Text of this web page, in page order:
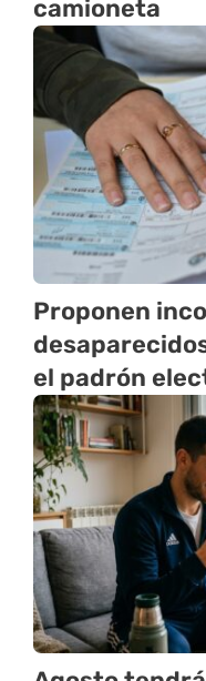
camioneta
Proponen
el padrón